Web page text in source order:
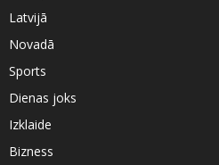
Latvijā
Novadā
Sports
Dienas joks
Izklaide
Bizness